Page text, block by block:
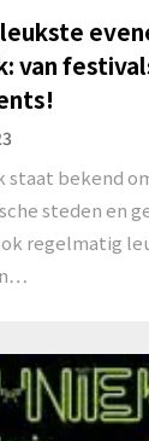
van
staat bekend
steden en
regelmatig